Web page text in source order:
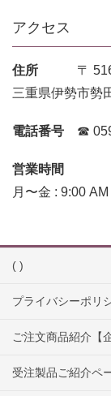
アクセス
住所 〒
三重県伊勢市勢
電話番号 ☎︎
営業時間
月〜金 : 9:00
( )
プライバシーポリ
ご注文商品紹介【
受注製品ご紹介ペ